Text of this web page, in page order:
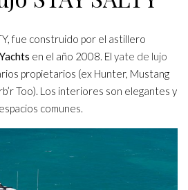
fue construido por el astillero
en el año 2008. El yate de lujo
propietarios (ex Hunter, Mustang
Too). Los interiores son elegantes y
comunes.